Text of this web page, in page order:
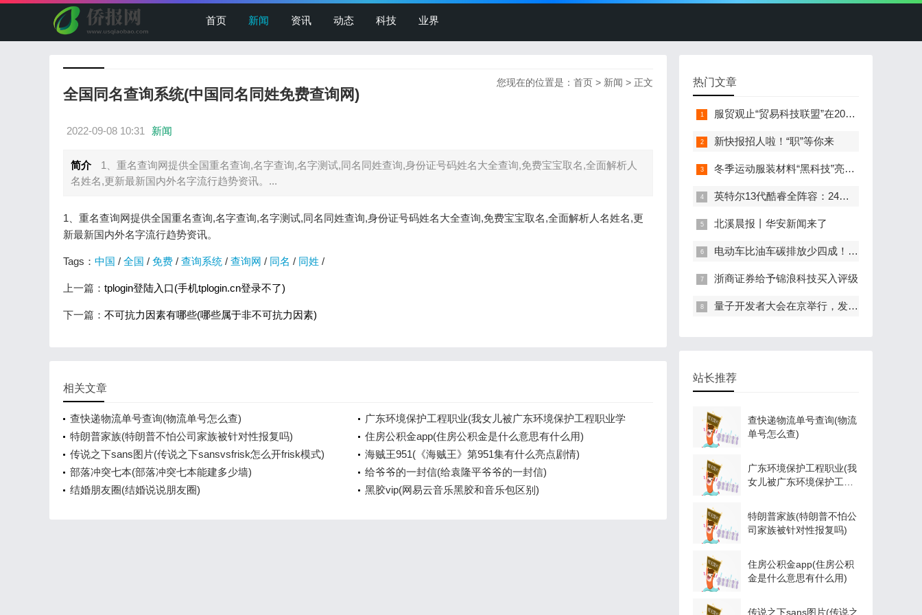
首页 新闻 资讯 动态 科技 业界
您现在的位置是： 首页 > 新闻 > 正文
全国同名查询系统(中国同名同姓免费查询网)
2022-09-08 10:31 新闻
简介
1、重名查询网提供全国重名查询,名字查询,名字测试,同名同姓查询,身份证号码姓名大全查询,免费宝宝取名,全面解析人
名姓名,更新最新国内外名字流行趋势资讯。...
1、重名查询网提供全国重名查询,名字查询,名字测试,同名同姓查询,身份证号码姓名大全查询,免费宝宝取名,全面解析人名姓名,更
新最新国内外名字流行趋势资讯。
Tags： 中国 / 全国 / 免费 / 查询系统 / 查询网 / 同名 / 同姓 /
上一篇： tplogin登陆入口(手机tplogin.cn登录不了)
下一篇： 不可抗力因素有哪些(哪些属于非不可抗力因素)
相关文章
查快递物流单号查询(物流单号怎么查)
广东环境保护工程职业(我女儿被广东环境保护工程职业学
院资源
特朗普家族(特朗普不怕公司家族被针对性报复吗)
住房公积金app(住房公积金是什么意思有什么用)
传说之下sans图片(传说之下sansvsfrisk怎么开frisk模式)
海贼王951(《海贼王》第951集有什么亮点剧情)
部落冲突七本(部落冲突七本能建多少墙)
给爷爷的一封信(给袁隆平爷爷的一封信)
结婚朋友圈(结婚说说朋友圈)
黑胶vip(网易云音乐黑胶和音乐包区别)
热门文章
服贸观止“贸易科技联盟”在2022服贸会启动
新快报招人啦！“职”等你来
冬季运动服装材料“黑科技”亮相服贸会
英特尔13代酷睿全阵容：24核i9-13900K最高5.8GHz
北溪晨报丨华安新闻来了
电动车比油车碳排放少四成！能链智电助推新能源汽车普及
浙商证券给予锦浪科技买入评级
量子开发者大会在京举行，发布全球首个全平台量子软硬一体解
站长推荐
查快递物流单号查询(物流
单号怎么查)
广东环境保护工程职业(我
女儿被广东环境保护工程
特朗普家族(特朗普不怕公
司家族被针对性报复吗)
住房公积金app(住房公积
金是什么意思有什么用)
传说之下sans图片(传说之